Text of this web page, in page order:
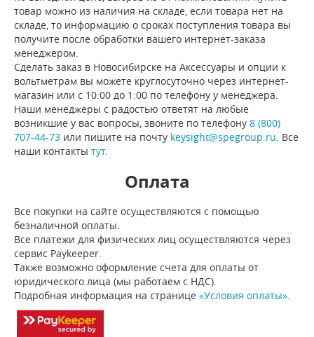
товар можно из наличия на складе, если товара нет на
складе, то информацию о сроках поступления товара вы
получите после обработки вашего интернет-заказа
менеджером.
Сделать заказ в Новосибирске на Аксессуары и опции к
вольтметрам вы можете круглосуточно через интернет-
магазин или с 10:00 до 1:00 по телефону у менеджера.
Наши менеджеры с радостью ответят на любые
возникшие у вас вопросы, звоните по телефону 8 (800)
707-44-73 или пишите на почту keysight@spegroup.ru. Все
наши контакты тут.
Оплата
Все покупки на сайте осуществляются с помощью
безналичной оплаты.
Все платежи для физических лиц осуществляются через
сервис Paykeeper.
Также возможно оформление счета для оплаты от
юридического лица (мы работаем с НДС).
Подробная информация на странице «Условия оплаты».